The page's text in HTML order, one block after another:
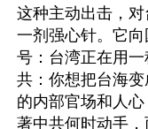
这种主动出击，
一剂强心针。它
号：台湾正在用
共：你想把台海
的内部官场和人
著中共何时动手，